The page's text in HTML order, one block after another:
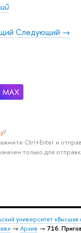
Следующий →
?
Ctrl+Enter и
только для
университет
→ Архив → 716.